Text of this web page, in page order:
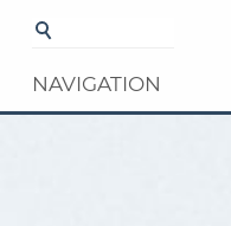
NAVIGATION
Startseite